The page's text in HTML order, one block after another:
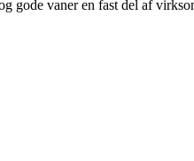
vaner en fast del af